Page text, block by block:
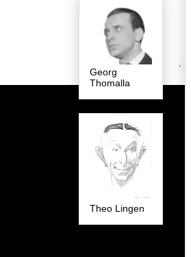
Georg
Thomalla
Theo Lingen